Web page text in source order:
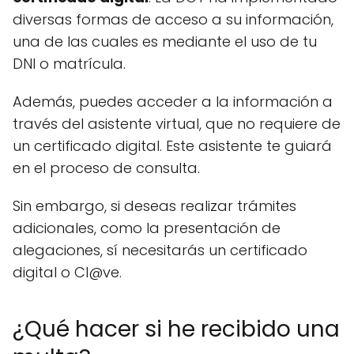
diversas formas de acceso a su información,
una de las cuales es mediante el uso de tu
DNI o matrícula.
Además, puedes acceder a la información a
través del asistente virtual, que no requiere de
un certificado digital. Este asistente te guiará
en el proceso de consulta.
Sin embargo, si deseas realizar trámites
adicionales, como la presentación de
alegaciones, sí necesitarás un certificado
digital o Cl@ve.
¿Qué hacer si he recibido una